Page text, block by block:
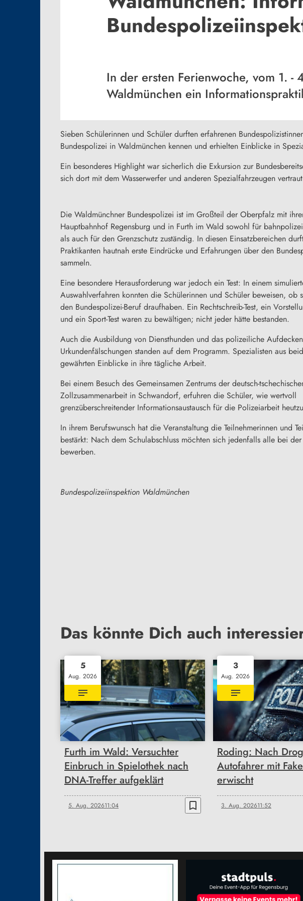
In der ersten Ferienwoche, vom 1.
Waldmünchen ein
Sieben Schülerinnen und Schüler durften erfahrenen
Bundespolizei in Waldmünchen kennen und erhielten Einblicke in
Ein besonderes Highlight war sicherlich die Exkursion zur
sich dort mit dem Wasserwerfer und anderen Spezialfahrzeugen
Die Waldmünchner Bundespolizei ist im Großteil der Oberpfalz mit
Hauptbahnhof Regensburg und in Furth im Wald sowohl für
als auch für den Grenzschutz zuständig. In diesen Einsatzbereichen
Praktikanten hautnah erste Eindrücke und Erfahrungen über den
sammeln.
Eine besondere Herausforderung war jedoch ein Test: In einem
Auswahlverfahren konnten die Schülerinnen und Schüler beweisen, ob
den Bundespolizei-Beruf draufhaben. Ein Rechtschreib-Test, ein
und ein Sport-Test waren zu bewältigen; nicht jeder hätte bestanden.
Auch die Ausbildung von Diensthunden und das polizeiliche
Urkundenfälschungen standen auf dem Programm. Spezialisten aus
gewährten Einblicke in ihre tägliche Arbeit.
Bei einem Besuch des Gemeinsamen Zentrums der deutsch-
Zollzusammenarbeit in Schwandorf, erfuhren die Schüler, wie wertvoll
grenzüberschreitender Informationsaustausch für die Polizeiarbeit
In ihrem Berufswunsch hat die Veranstaltung die Teilnehmerinnen und
bestärkt: Nach dem Schulabschluss möchten sich jedenfalls alle bei
bewerben.
Bundespolizeiinspektion Waldmünchen
Das könnte Dich auch
5
Aug. 2026
Furth im Wald: Versuchter
Einbruch in Spielothek nach
DNA-Treffer aufgeklärt
5. Aug. 202611:04 bookmark_border
3
Aug. 2026
Roding: Nach
Autofahrer mit
erwischt
3. Aug. 202611:52